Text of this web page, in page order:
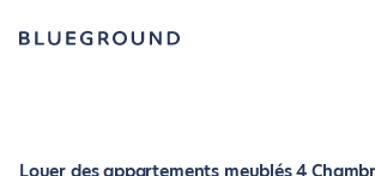
Louer des appartements meublés 4